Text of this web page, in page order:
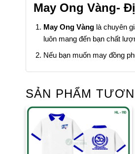
May Ong Vàng-
May Ong Vànglà chuyên
luôn mang đến bạn chất
Nếu bạn muốn may đồng
SẢN PHẨM